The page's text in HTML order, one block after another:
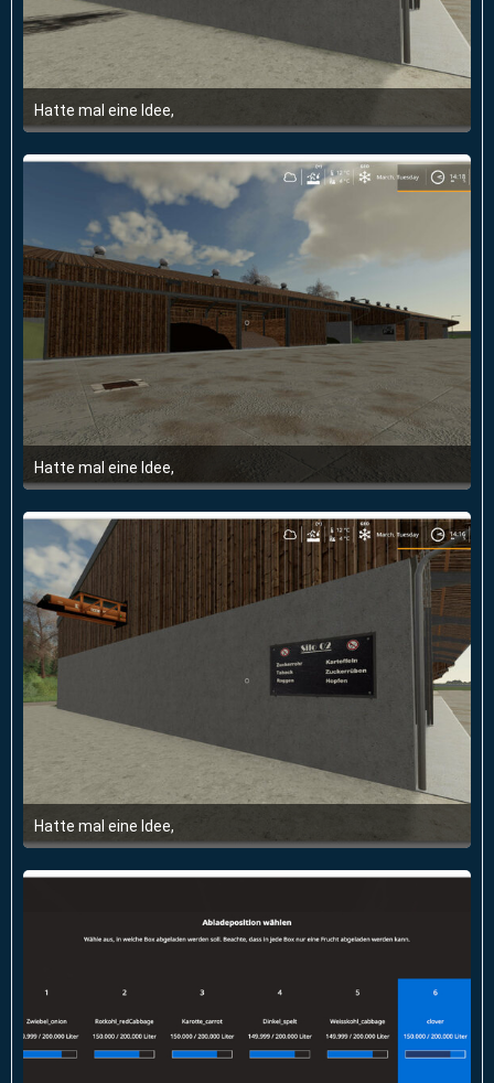
Hatte mal eine Idee,
6. Juni 2020 um 20:27
Hatte mal eine Idee,
6. Juni 2020 um 20:27
Hatte mal eine Idee,
6. Juni 2020 um 20:27